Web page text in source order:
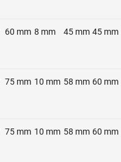
60 mm 8 mm 45 mm 45 mm
75 mm 10 mm 58 mm 60 mm
75 mm 10 mm 58 mm 60 mm